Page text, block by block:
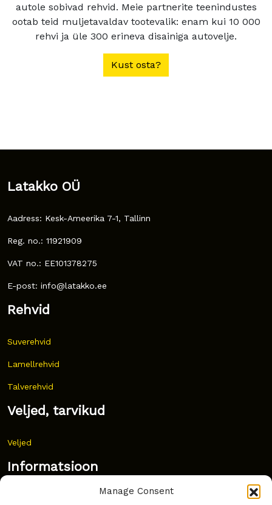
Manage Consent
autole sobivad rehvid. Meie partnerite teenindustes
ootab teid muljetavaldav tootevalik: enam kui 10 000
rehvi ja üle 300 erineva disainiga autovelje.
Kust osta?
Latakko OÜ
Aadress: Kesk-Ameerika 7-1, Tallinn
Reg. no.: 11921909
VAT no.: EE101378275
E-post: info@latakko.ee
Rehvid
Suverehvid
Lamellrehvid
Talverehvid
Veljed, tarvikud
Veljed
Informatsioon